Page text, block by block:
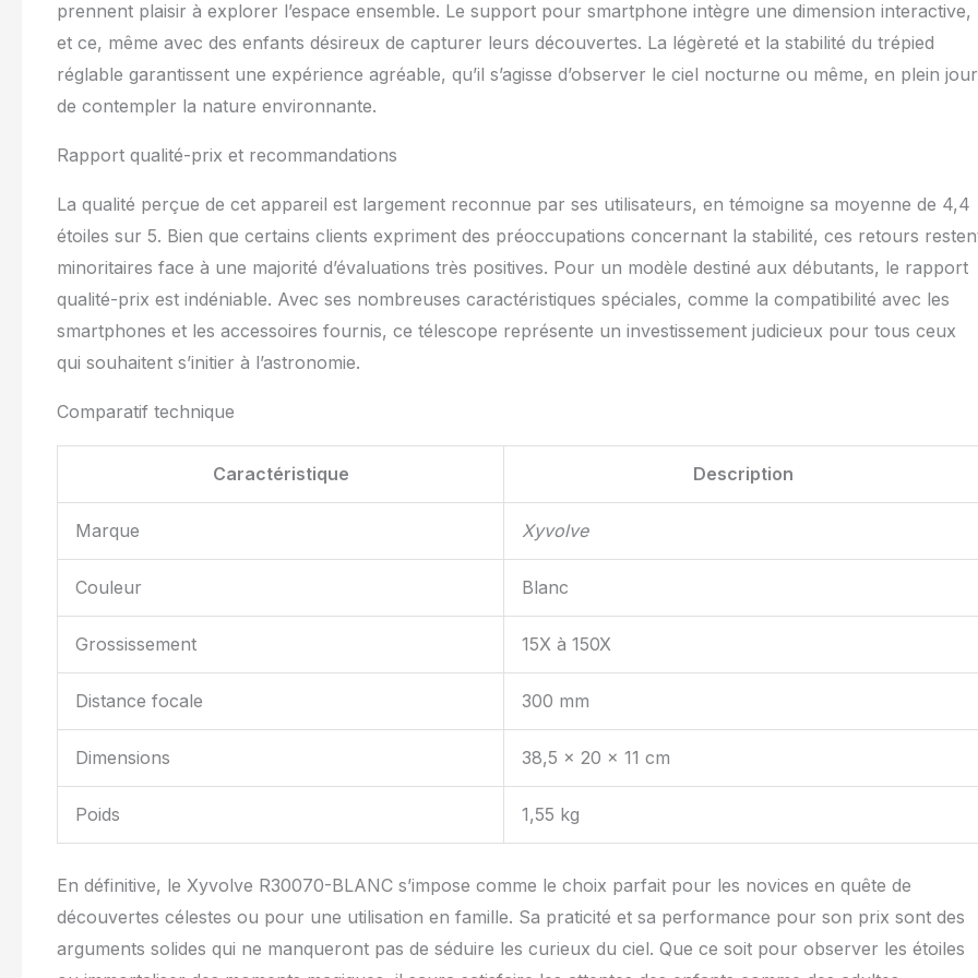
🔭 Compatible avec L'astrophotographie sur Smartphone : Équipé d'un
adaptateur photo Bluetooth, ce télescope astronomique permet de
capturer et de partager des images de la Lune, des planètes et d'autres
objets célestes brillants. Avec un pouvoir de résolution théorique de 42 mm
astrophotographie pertinente. La résolution d'image de 162 lignes/mm
introduction à l'astronomie photographique.
prennent plaisir à explorer l’espace ensemble. Le support pour smartphone intègre une dimension interactive,
et ce, même avec des enfants désireux de capturer leurs découvertes. La légèreté et la stabilité du trépied
réglable garantissent une expérience agréable, qu’il s’agisse d’observer le ciel nocturne ou même, en plein
de contempler la nature environnante.
Rapport qualité-prix et recommandations
La qualité perçue de cet appareil est largement reconnue par ses utilisateurs, en témoigne sa moyenne de 4,4
étoiles sur 5. Bien que certains clients expriment des préoccupations concernant la stabilité, ces retours
minoritaires face à une majorité d’évaluations très positives. Pour un modèle destiné aux débutants, le rapport
qualité-prix est indéniable. Avec ses nombreuses caractéristiques spéciales, comme la compatibilité avec les
smartphones et les accessoires fournis, ce télescope représente un investissement judicieux pour tous ceux
qui souhaitent s’initier à l’astronomie.
Comparatif technique
Caractéristique Description
Marque Xyvolve
Couleur Blanc
Grossissement 15X à 150X
Distance focale 300 mm
Dimensions 38,5 x 20 x 11 cm
Poids 1,55 kg
En définitive, le Xyvolve R30070-BLANC s’impose comme le choix parfait pour les novices en quête de
découvertes célestes ou pour une utilisation en famille. Sa praticité et sa performance pour son prix sont des
arguments solides qui ne manqueront pas de séduire les curieux du ciel. Que ce soit pour observer les étoiles